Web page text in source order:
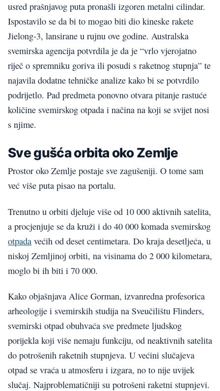
usred prašnjavog puta pronašli izgoren metalni cilindar.
Ispostavilo se da bi to mogao biti dio kineske rakete
Jielong-3, lansirane u rujnu ove godine. Australska
svemirska agencija potvrdila je da je “vrlo vjerojatno
riječ o spremniku goriva ili posudi s raketnog stupnja” te
najavila dodatne tehničke analize kako bi se potvrdilo
podrijetlo. Pad predmeta ponovno otvara pitanje rastuće
količine svemirskog otpada i načina na koji se svijet nosi
s njime.
Sve gušća orbita oko Zemlje
Prostor oko Zemlje postaje sve zagušeniji. O tome sam
već više puta pisao na portalu.
Trenutno u orbiti djeluje više od 10 000 aktivnih satelita,
a procjenjuje se da kruži i do 40 000 komada svemirskog
otpada većih od deset centimetara. Do kraja desetljeća, u
niskoj Zemljinoj orbiti, na visinama do 2 000 kilometara,
moglo bi ih biti i 70 000.
Kako objašnjava Alice Gorman, izvanredna profesorica
arheologije i svemirskih studija na Sveučilištu Flinders,
svemirski otpad obuhvaća sve predmete ljudskog
porijekla koji više nemaju funkciju, od neaktivnih satelita
do potrošenih raketnih stupnjeva. U većini slučajeva
otpad se vraća u atmosferu i izgara, no to nije uvijek
slučaj. Najproblematičniji su potrošeni raketni stupnjevi.